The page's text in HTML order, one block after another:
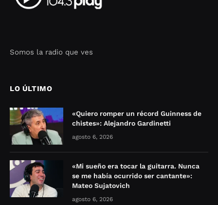
Somos la radio que ves
LO ÚLTIMO
«Quiero romper un récord Guinness de
chistes»: Alejandro Gardinetti
agosto 6, 2026
«Mi sueño era tocar la guitarra. Nunca
se me había ocurrido ser cantante»:
Mateo Sujatovich
agosto 6, 2026